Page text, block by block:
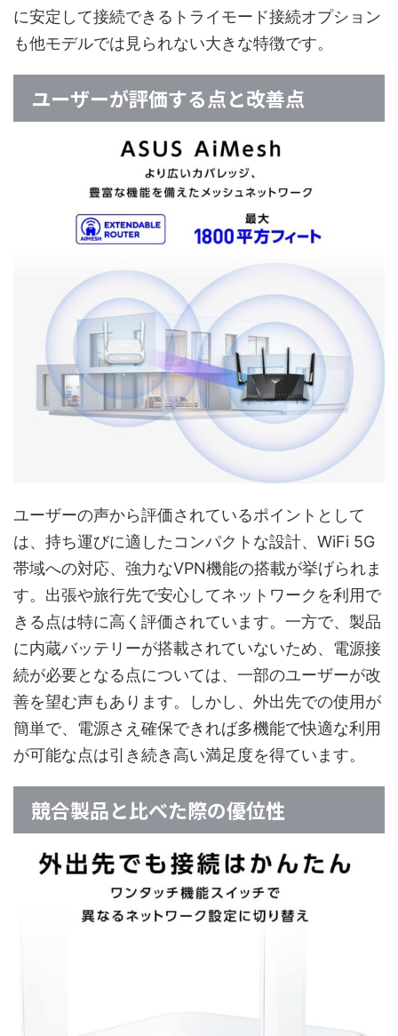
に安定して接続できるトライモード接続オプション
も他モデルでは見られない大きな特徴です。
ユーザーが評価する点と改善点
ユーザーの声から評価されているポイントとして
は、持ち運びに適したコンパクトな設計、WiFi 5G
帯域への対応、強力なVPN機能の搭載が挙げられま
す。出張や旅行先で安心してネットワークを利用で
きる点は特に高く評価されています。一方で、製品
に内蔵バッテリーが搭載されていないため、電源接
続が必要となる点については、一部のユーザーが改
善を望む声もあります。しかし、外出先での使用が
簡単で、電源さえ確保できれば多機能で快適な利用
が可能な点は引き続き高い満足度を得ています。
競合製品と比べた際の優位性